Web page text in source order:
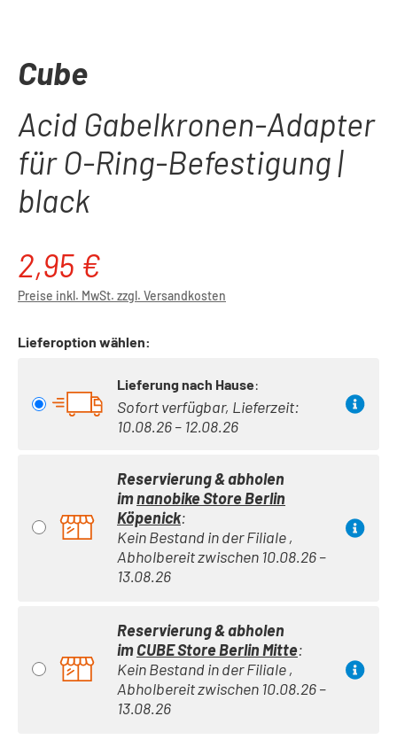
Cube
Acid Gabelkronen-Adapter
für O-Ring-Befestigung |
black
Regulärer Preis:
2,95 €
Preise inkl. MwSt. zzgl. Versandkosten
Lieferoption wählen:
Lieferung nach Hause:
Sofort verfügbar, Lieferzeit:
10.08.26 – 12.08.26
Reservierung & abholen
imnanobike Store Berlin
Köpenick:
Kein Bestand in der Filiale ,
Abholbereit zwischen 10.08.26 –
13.08.26
Reservierung & abholen
imCUBE Store Berlin Mitte:
Kein Bestand in der Filiale ,
Abholbereit zwischen 10.08.26 –
13.08.26